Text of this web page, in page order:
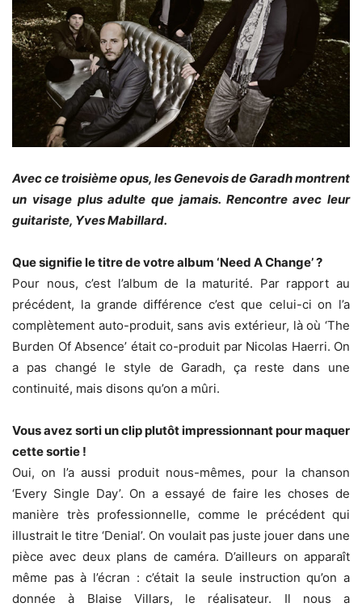
Avec ce troisième opus, les Genevois de Garadh montrent
un visage plus adulte que jamais. Rencontre avec leur
guitariste, Yves Mabillard.
Que signifie le titre de votre album ‘Need A Change’ ?
Pour nous, c’est l’album de la maturité. Par rapport au
précédent, la grande différence c’est que celui-ci on l’a
complètement auto-produit, sans avis extérieur, là où ‘The
Burden Of Absence’ était co-produit par Nicolas Haerri. On
a pas changé le style de Garadh, ça reste dans une
continuité, mais disons qu’on a mûri.
Vous avez sorti un clip plutôt impressionnant pour maquer
cette sortie !
Oui, on l’a aussi produit nous-mêmes, pour la chanson
‘Every Single Day’. On a essayé de faire les choses de
manière très professionnelle, comme le précédent qui
illustrait le titre ‘Denial’. On voulait pas juste jouer dans une
pièce avec deux plans de caméra. D’ailleurs on apparaît
même pas à l’écran : c’était la seule instruction qu’on a
donnée à Blaise Villars, le réalisateur. Il nous a